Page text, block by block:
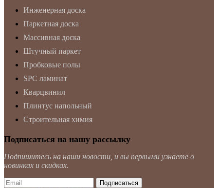
Инженерная доска
Паркетная доска
Массивная доска
Штучный паркет
Пробковые полы
SPC ламинат
Кварцвинил
Плинтус напольный
Строительная химия
Подписаться на нашу рассылку
Подпишитесь на наши новости, и вы первыми узнаете о
новинках и скидках.